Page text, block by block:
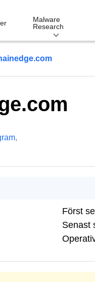
Malware
Research
,
Först
Senast